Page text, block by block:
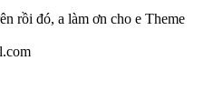
rồi đó, a làm ơn cho e Theme